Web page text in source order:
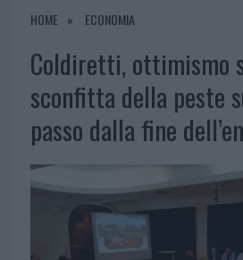
HOME ECONOMIA
Coldiretti, ottimismo
sconfitta della peste
passo dalla fine